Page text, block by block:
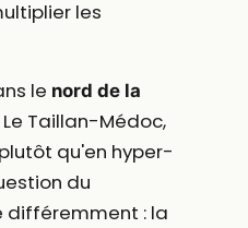
les
le nord de la
Taillan-Médoc,
qu'en hyper-
du
différemment : la